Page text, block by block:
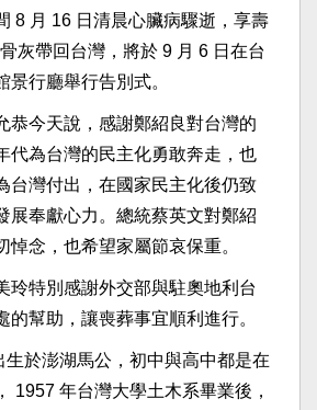
8 月 16 日清晨心臟病驟逝，享壽
灰帶回台灣，將於 9 月 6 日在台
景行廳舉行告別式。
恭今天說，感謝鄭紹良對台灣的
代為台灣的民主化勇敢奔走，也
台灣付出，在國家民主化後仍致
展奉獻心力。總統蔡英文對鄭紹
悼念，也希望家屬節哀保重。
玲特別感謝外交部與駐奧地利台
的幫助，讓喪葬事宜順利進行。
生於澎湖馬公，初中與高中都是在
1957 年台灣大學土木系畢業後，